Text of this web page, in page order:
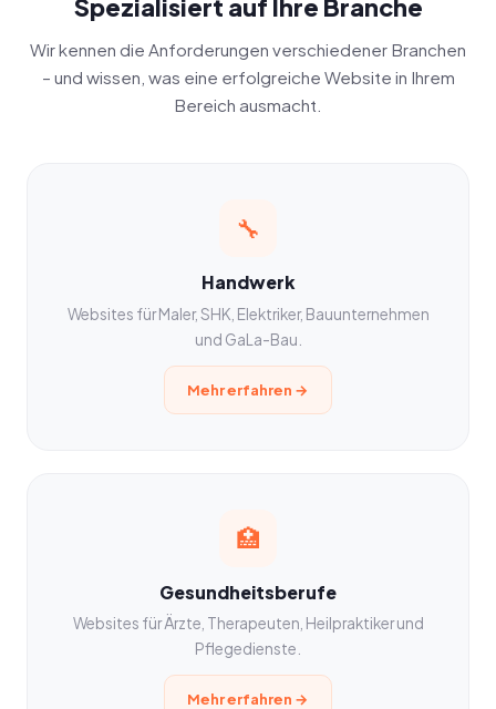
Spezialisiert auf Ihre Branche
Wir kennen die Anforderungen verschiedener Branchen
– und wissen, was eine erfolgreiche Website in Ihrem
Bereich ausmacht.
🔧
Handwerk
Websites für Maler, SHK, Elektriker, Bauunternehmen
und GaLa-Bau.
Mehr erfahren →
🏥
Gesundheitsberufe
Websites für Ärzte, Therapeuten, Heilpraktiker und
Pflegedienste.
Mehr erfahren →